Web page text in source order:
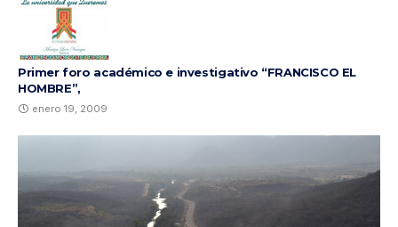
Primer foro académico e investigativo “FRANCISCO EL
HOMBRE”,
enero 19, 2009